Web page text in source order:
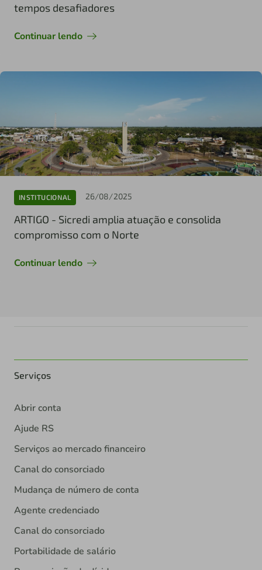
tempos desafiadores
Continuar lendo
INSTITUCIONAL 26/08/2025
ARTIGO - Sicredi amplia atuação e consolida
compromisso com o Norte
Continuar lendo
Serviços
Abrir conta
Ajude RS
Serviços ao mercado financeiro
Canal do consorciado
Mudança de número de conta
Agente credenciado
Canal do consorciado
Portabilidade de salário